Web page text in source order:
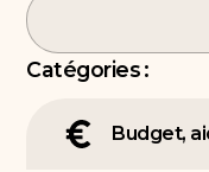
Catégories :
Budget,